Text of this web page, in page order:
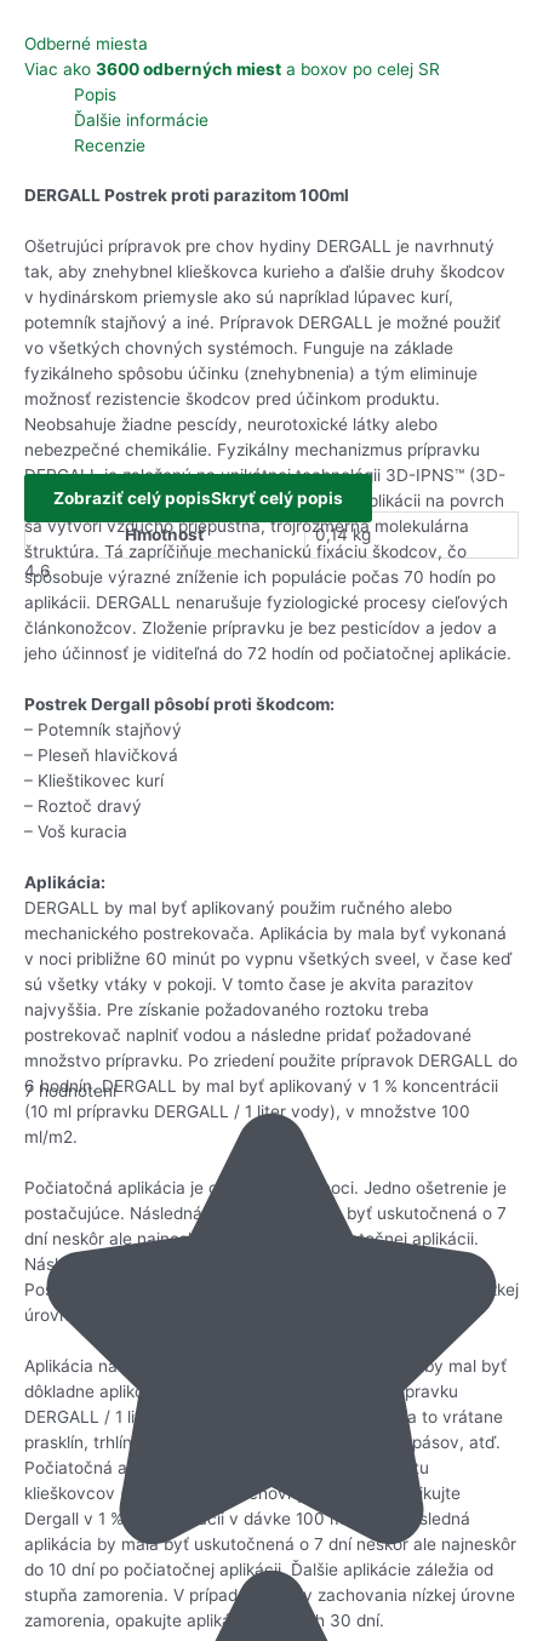
Odberné miesta
Viac ako 3600 odberných miest a boxov po celej SR
Popis
Ďalšie informácie
Recenzie
DERGALL Postrek proti parazitom 100ml
Ošetrujúci prípravok pre chov hydiny DERGALL je navrhnutý
tak, aby znehybnel klieškovca kurieho a ďalšie druhy škodcov
v hydinárskom priemysle ako sú napríklad lúpavec kurí,
potemník stajňový a iné. Prípravok DERGALL je možné použiť
vo všetkých chovných systémoch. Funguje na základe
fyzikálneho spôsobu účinku (znehybnenia) a tým eliminuje
možnosť rezistencie škodcov pred účinkom produktu.
Neobsahuje žiadne pescídy, neurotoxické látky alebo
nebezpečné chemikálie. Fyzikálny mechanizmus prípravku
DERGALL je založený na unikátnej technológii 3D-IPNS™ (3D-
Imobilizácia štruktúry polimérnej siete). Pri aplikácii na povrch
sa vytvorí vzducho priepustná, trojrozmerná molekulárna
štruktúra. Tá zapríčiňuje mechanickú fixáciu škodcov, čo
spôsobuje výrazné zníženie ich populácie počas 70 hodín po
aplikácii. DERGALL nenarušuje fyziologické procesy cieľových
článkonožcov. Zloženie prípravku je bez pesticídov a jedov a
jeho účinnosť je viditeľná do 72 hodín od počiatočnej aplikácie.
Postrek Dergall pôsobí proti škodcom:
– Potemník stajňový
– Pleseň hlavičková
– Klieštikovec kurí
– Roztoč dravý
– Voš kuracia
Aplikácia:
DERGALL by mal byť aplikovaný použim ručného alebo
mechanického postrekovača. Aplikácia by mala byť vykonaná
v noci približne 60 minút po vypnu všetkých sveel, v čase keď
sú všetky vtáky v pokoji. V tomto čase je akvita parazitov
najvyššia. Pre získanie požadovaného roztoku treba
postrekovač naplniť vodou a následne pridať požadované
množstvo prípravku. Po zriedení použite prípravok DERGALL do
6 hodnín. DERGALL by mal byť aplikovaný v 1 % koncentrácii
(10 ml prípravku DERGALL / 1 liter vody), v množstve 100
ml/m2.
Počiatočná aplikácia je odporúčaná v noci. Jedno ošetrenie je
postačujúce. Následná aplikácia by mala byť uskutočnená o 7
dní neskôr ale najneskôr do 10 dní po počiatočnej aplikácii.
Následnú aplikáciu je ež potrebné vykonať počas noci.
Postačuje jedno ošetrenie. V prípade potreby zachovania nízkej
úrovne zamorenia, opakujte aplikáciu každých 30 dní.
Aplikácia na miestach chovu na podstielke: Dergall by mal byť
dôkladne aplikovaný v 1 % koncentrácii (10 ml prípravku
DERGALL / 1 liter vody) na celú zamorenú oblasť a to vrátane
prasklín, trhlín, miest hniezdenia, dopravníkových pásov, atď.
Počiatočná aplikácia na všetkých miestach výskytu
klieškovcov ( napr. vo vnútri chovných klietok): aplikujte
Dergall v 1 % koncentrácii v dávke 100 ml / m2. Následná
aplikácia by mala byť uskutočnená o 7 dní neskôr ale najneskôr
do 10 dní po počiatočnej aplikácii. Ďalšie aplikácie záležia od
stupňa zamorenia. V prípade potreby zachovania nízkej úrovne
zamorenia, opakujte aplikáciu každých 30 dní.
Zobraziť celý popisSkryť celý popis
Hmotnosť
0,14 kg
4.6
7 hodnotení